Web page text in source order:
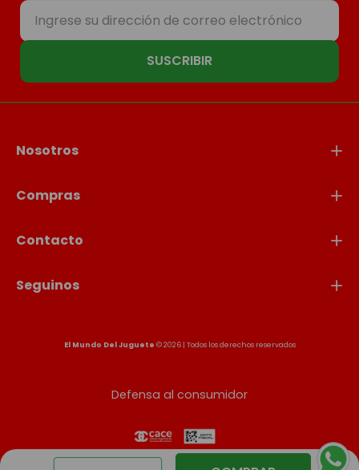
SUSCRIBIR
Nosotros
Compras
Contacto
Seguinos
El Mundo Del Juguete © 2026 | Todos los derechos reservados
Defensa al consumidor